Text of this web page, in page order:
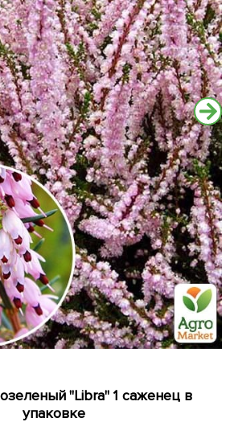
"Libra" 1 саженец в
упаковке